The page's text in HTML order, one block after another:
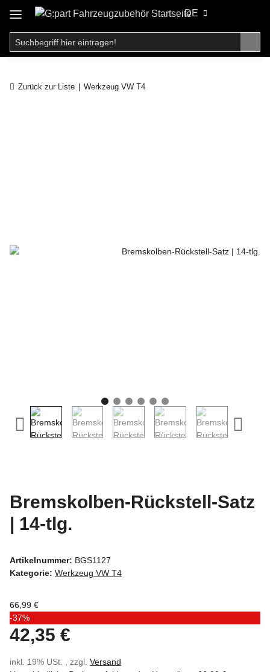
DE
Zurück zur Liste Werkzeug VW T4
Bremskolben-Rückstell-Satz
| 14-tlg.
Artikelnummer: BGS1127
Kategorie: Werkzeug VW T4
66,99 €
-37%
42,35 €
inkl. 19% USt. , zzgl. Versand